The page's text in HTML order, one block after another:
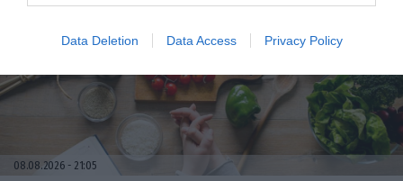
Data Deletion Data Access Privacy Policy
08.08.2026 21:05